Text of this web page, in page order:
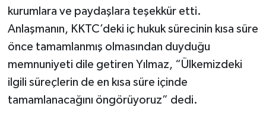
kurumlara ve paydaşlara teşekkür etti.
Anlaşmanın, KKTC’deki iç hukuk sürecinin kısa süre
önce tamamlanmış olmasından duyduğu
memnuniyeti dile getiren Yılmaz, “Ülkemizdeki
ilgili süreçlerin de en kısa süre içinde
tamamlanacağını öngörüyoruz” dedi.